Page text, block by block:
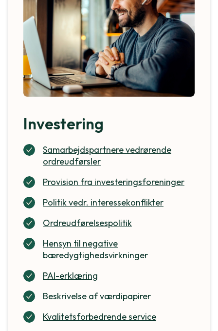
Investering
Samarbejdspartnere vedrørende
ordreudførsler
Provision fra investeringsforeninger
Politik vedr. interessekonflikter
Ordreudførelsespolitik
Hensyn til negative
bæredygtighedsvirkninger
PAI-erklæring
Beskrivelse af værdipapirer
Kvalitetsforbedrende service